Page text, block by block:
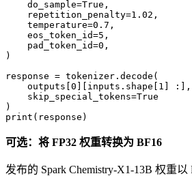
    do_sample=
True ,
    repetition_penalty=
1.02 ,
    temperature=
0.7 ,
    eos_token_id=
5 ,
    pad_token_id=
0 ,
)
response = tokenizer.decode(
    outputs[
0 ][inputs.shape[ 1
] :],
    skip_special_tokens=
True
print
可选：将 FP32 权重转换为 BF16
发布的 Spark Chemistry-X1-13B 权重